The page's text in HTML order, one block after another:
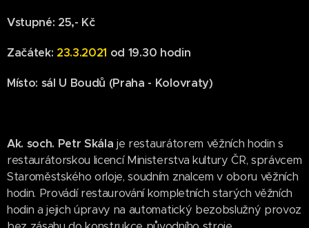
Vstupné: 25,- Kč
Začátek: 23.3.2021 od 19.30 hodin
Místo: sál U Boudů (Praha - Kolovraty)
Ak. soch. Petr Skála je restaurátorem věžních hodin s
restaurátorskou licencí Ministerstva kultury ČR, správcem
Staroměstského orloje, soudním znalcem v oboru věžních
hodin. Provádí restaurování kompletních starých věžních
hodin a jejich úpravy na automatický bezobslužný provoz